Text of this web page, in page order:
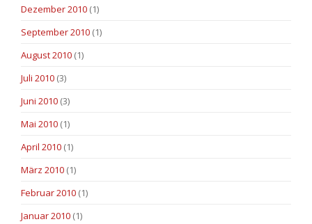
Dezember 2010 (1)
September 2010 (1)
August 2010 (1)
Juli 2010 (3)
Juni 2010 (3)
Mai 2010 (1)
April 2010 (1)
März 2010 (1)
Februar 2010 (1)
Januar 2010 (1)